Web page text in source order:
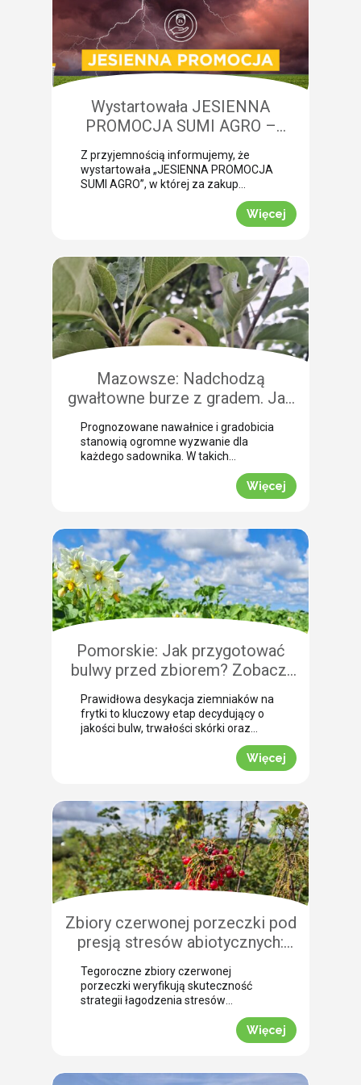
niedobory składników pokarmowych,
co opóźnia wykonanie właściwego
zabiegu. Nasza ekspertka Monika
Krzywak przeprowadziła lustrację w
powiecie gryfickim […]
Wystartowała JESIENNA
PROMOCJA SUMI AGRO –
zyskaj natychmiastowe rabaty!
Z przyjemnością informujemy, że
wystartowała „JESIENNA PROMOCJA
SUMI AGRO”, w której za zakup
uzyskać atrakcyjny rabat! Promocja
trwa od 1 lipca do 30 września 2026
prosty sposób obniżyć koszty
jesiennych zakupów. Wybierz swój
pakiet i odbierz rabat Mechanizm
promocji jest niezwykle prosty.
Wystarczy kupić jeden z […]
Więcej
Mazowsze: Nadchodzą
gwałtowne burze z gradem. Jak
skutecznie przeprowadzić
zabezpieczenie owoców po
gradobiciu?
Prognozowane nawałnice i gradobicia
stanowią ogromne wyzwanie dla
każdego sadownika. W takich
natychmiastowe zabezpieczenie
Uszkodzona skórka to otwarta droga
dla patogenów grzybowych, które
potrafią zniszczyć owoce tuż przed
zbiorem. Nasza ekspertka Justyna
Wasiak ostrzega przed nadchodzącym
frontem burzowym i wskazuje
skuteczne rozwiązanie interwencyjne.
Więcej
Pomorskie: Jak przygotować
bulwy przed zbiorem? Zobacz,
jak przebiega profesjonalna
desykacja ziemniaków na frytki!
Prawidłowa desykacja ziemniaków na
frytki to kluczowy etap decydujący o
jakości bulw, trwałości skórki oraz
łatwości zbioru maszynowego. Nasz
przeprowadził niedawno lustrację
(województwo pomorskie). Na tej
podstawie podpowiada, dlaczego o
zabiegu dosuszania warto pomyśleć z
dużym wyprzedzeniem. Zobacz, jak
zaplanować skuteczne wygaszanie
wegetacji z użyciem preparatu MIZUKI.
Dlaczego […]
Więcej
Zbiory czerwonej porzeczki pod
presją stresów abiotycznych:
ocena skuteczności
biostymulacji
Tegoroczne zbiory czerwonej
porzeczki weryfikują skuteczność
strategii łagodzenia stresów
temperatur oraz długotrwały deficyt
fizjologicznego, zmuszając krzewy do
Więcej